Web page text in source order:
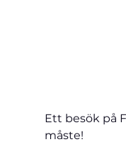
Ett besök på
måste!